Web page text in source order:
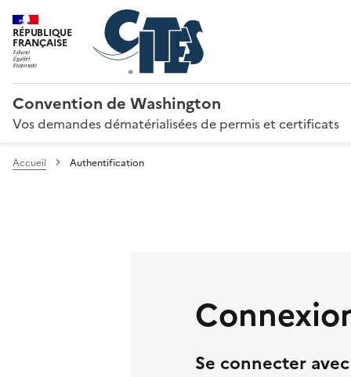
RÉPUBLIQUE
FRANÇAISE
Convention de Washington
Vos demandes dématérialisées de permis et certificats
Accueil Authentification
Se connecter